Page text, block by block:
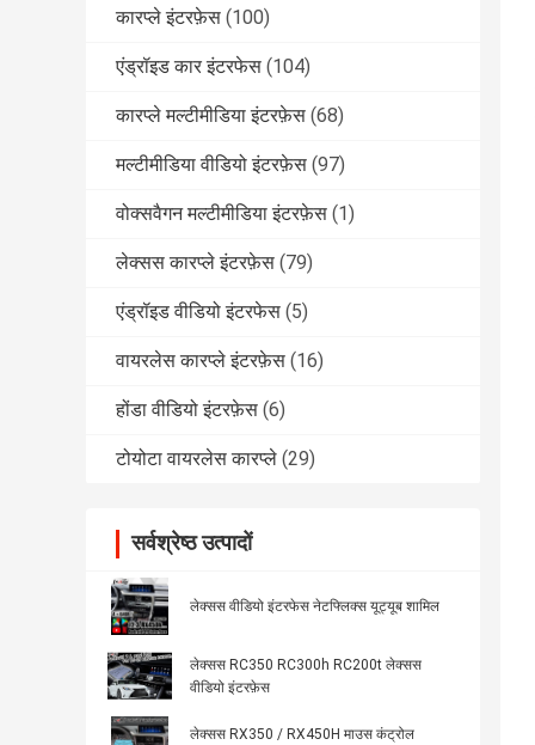
कारप्ले इंटरफ़ेस (100)
एंड्रॉइड कार इंटरफेस (104)
कारप्ले मल्टीमीडिया इंटरफ़ेस (68)
मल्टीमीडिया वीडियो इंटरफ़ेस (97)
वोक्सवैगन मल्टीमीडिया इंटरफ़ेस (1)
लेक्सस कारप्ले इंटरफ़ेस (79)
एंड्रॉइड वीडियो इंटरफेस (5)
वायरलेस कारप्ले इंटरफ़ेस (16)
होंडा वीडियो इंटरफ़ेस (6)
टोयोटा वायरलेस कारप्ले (29)
सर्वश्रेष्ठ उत्पादों
लेक्सस वीडियो इंटरफेस नेटफ्लिक्स यूट्यूब शामिल
लेक्सस RC350 RC300h RC200t लेक्सस
वीडियो इंटरफ़ेस
लेक्सस RX350 / RX450H माउस कंट्रोल